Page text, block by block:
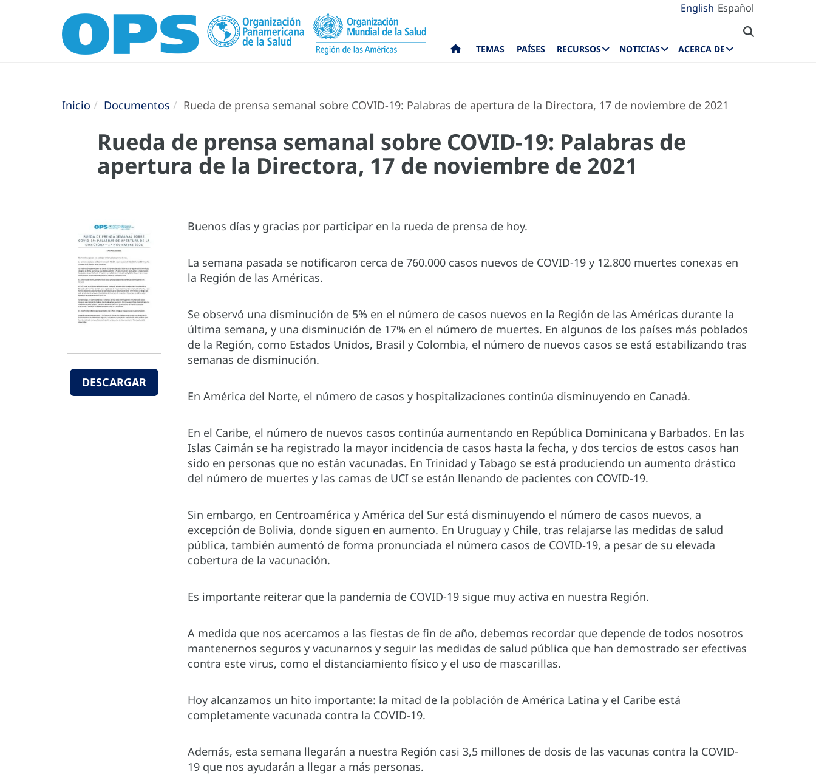
English Español
TEMAS PAÍSES RECURSOS NOTICIAS ACERCA DE
Inicio Documentos Rueda de prensa semanal sobre COVID-19: Palabras de apertura de la Directora, 17 de noviembre de 2021
Rueda de prensa semanal sobre COVID-19: Palabras de
apertura de la Directora, 17 de noviembre de 2021
DESCARGAR
Buenos días y gracias por participar en la rueda de prensa de hoy.
La semana pasada se notificaron cerca de 760.000 casos nuevos de COVID-19 y 12.800 muertes conexas en
la Región de las Américas.
Se observó una disminución de 5% en el número de casos nuevos en la Región de las Américas durante la
última semana, y una disminución de 17% en el número de muertes. En algunos de los países más poblados
de la Región, como Estados Unidos, Brasil y Colombia, el número de nuevos casos se está estabilizando tras
semanas de disminución.
En América del Norte, el número de casos y hospitalizaciones continúa disminuyendo en Canadá.
En el Caribe, el número de nuevos casos continúa aumentando en República Dominicana y Barbados. En las
Islas Caimán se ha registrado la mayor incidencia de casos hasta la fecha, y dos tercios de estos casos han
sido en personas que no están vacunadas. En Trinidad y Tabago se está produciendo un aumento drástico
del número de muertes y las camas de UCI se están llenando de pacientes con COVID-19.
Sin embargo, en Centroamérica y América del Sur está disminuyendo el número de casos nuevos, a
excepción de Bolivia, donde siguen en aumento. En Uruguay y Chile, tras relajarse las medidas de salud
pública, también aumentó de forma pronunciada el número casos de COVID‑19, a pesar de su elevada
cobertura de la vacunación.
Es importante reiterar que la pandemia de COVID-19 sigue muy activa en nuestra Región.
A medida que nos acercamos a las fiestas de fin de año, debemos recordar que depende de todos nosotros
mantenernos seguros y vacunarnos y seguir las medidas de salud pública que han demostrado ser efectivas
contra este virus, como el distanciamiento físico y el uso de mascarillas.
Hoy alcanzamos un hito importante: la mitad de la población de América Latina y el Caribe está
completamente vacunada contra la COVID-19.
Además, esta semana llegarán a nuestra Región casi 3,5 millones de dosis de las vacunas contra la COVID-
19 que nos ayudarán a llegar a más personas.